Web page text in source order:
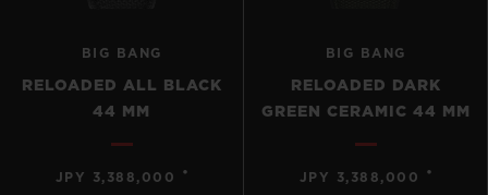
BIG BANG
RELOADED ALL BLACK
44 MM
JPY 3,388,000 •
BIG BANG
RELOADED DARK
GREEN CERAMIC 44 MM
JPY 3,388,000 •